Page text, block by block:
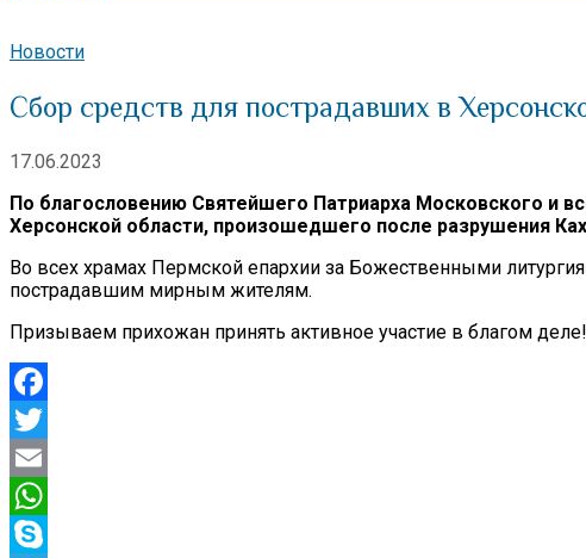
Новости
Сбор средств для пострадавших в
17.06.2023
По благословению Святейшего Патриарха Московского и
Херсонской области, произошедшего после разрушения
Во всех храмах Пермской епархии за Божественными
пострадавшим мирным жителям.
Призываем прихожан принять активное участие в благом деле!
Facebook
Twitter
Email
WhatsApp